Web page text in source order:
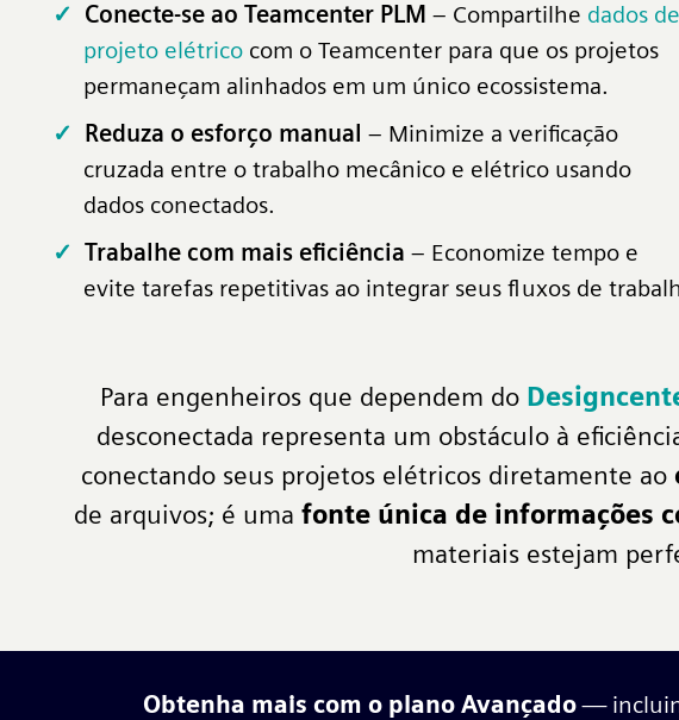
Conecte-se ao Teamcenter PLM – Compartilhe dados de
projeto elétrico com o Teamcenter para que os projetos
permaneçam alinhados em um único ecossistema.
Reduza o esforço manual – Minimize a verificação
cruzada entre o trabalho mecânico e elétrico usando
dados conectados.
Trabalhe com mais eficiência – Economize tempo e
evite tarefas repetitivas ao integrar seus fluxos de
Para engenheiros que dependem do
desconectada representa um obstáculo à
conectando seus projetos elétricos diretamente ao
de arquivos; é umafonte única de informações
materiais estejam
Obtenha mais com o plano Avançado—